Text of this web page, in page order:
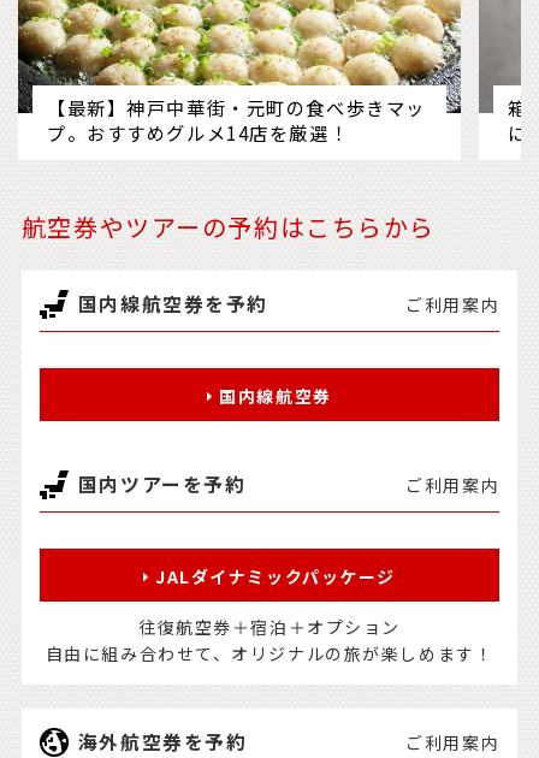
【最新】神戸中華街・元町の食べ歩きマッ
プ。おすすめグルメ14店を厳選！
箱
に
航空券やツアーの予約はこちらから
国内線航空券を予約 ご利用案内
国内線航空券
国内ツアーを予約 ご利用案内
JALダイナミックパッケージ
往復航空券＋宿泊＋オプション
自由に組み合わせて、オリジナルの旅が楽しめます！
海外航空券を予約 ご利用案内